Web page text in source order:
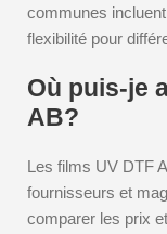
communes
flexibilité pour
Où puis-je
AB?
Les films UV DTF
fournisseurs et
comparer les prix